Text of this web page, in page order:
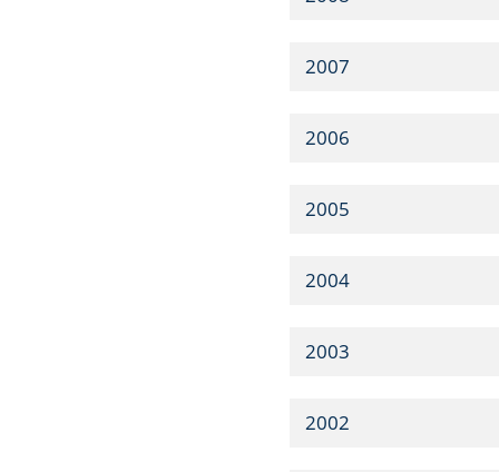
2007
2006
2005
2004
2003
2002